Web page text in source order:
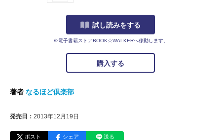
試し読みをする
※電子書籍ストアBOOK☆WALKERへ移動します。
購入する
著者 なるほど倶楽部
発売日： 2013年12月19日
ポスト シェア 送る